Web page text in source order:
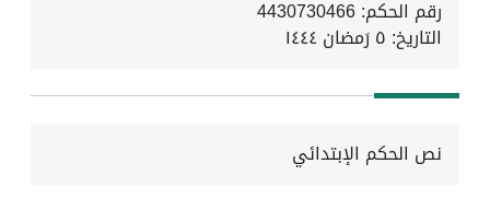
رقم الحكم: 4430730466
التاريخ: ٥ رَمضان ١٤٤٤
نص الحكم الإبتدائي